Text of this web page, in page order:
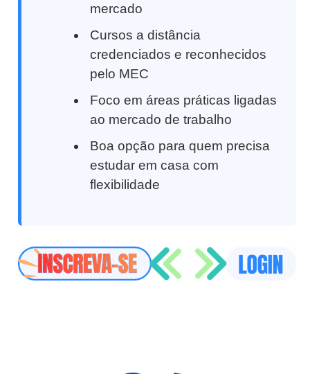
mercado
Cursos a distância
credenciados e reconhecidos
pelo MEC
Foco em áreas práticas ligadas
ao mercado de trabalho
Boa opção para quem precisa
estudar em casa com
flexibilidade